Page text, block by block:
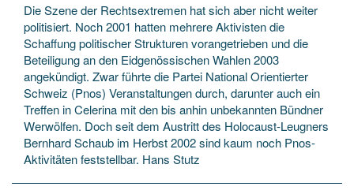
Die Szene der Rechtsextremen hat sich aber nicht weiter
politisiert. Noch 2001 hatten mehrere Aktivisten die
Schaffung politischer Strukturen vorangetrieben und die
Beteiligung an den Eidgenössischen Wahlen 2003
angekündigt. Zwar führte die Partei National Orientierter
Schweiz (Pnos) Veranstaltungen durch, darunter auch ein
Treffen in Celerina mit den bis anhin unbekannten Bündner
Werwölfen. Doch seit dem Austritt des Holocaust-Leugners
Bernhard Schaub im Herbst 2002 sind kaum noch Pnos-
Aktivitäten feststellbar. Hans Stutz